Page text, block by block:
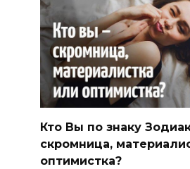
Кто Вы по знаку
скромница,
оптимистка?